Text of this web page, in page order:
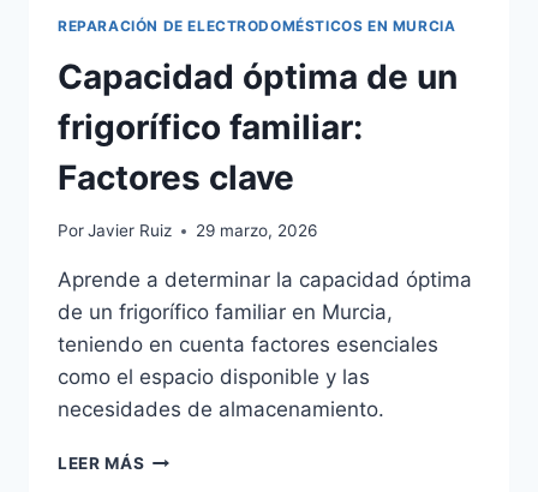
REPARACIÓN DE ELECTRODOMÉSTICOS EN MURCIA
Capacidad óptima de un
frigorífico familiar:
Factores clave
PorJavier Ruiz 29 marzo, 2026
Aprende a determinar la capacidad óptima
de un frigorífico familiar en Murcia,
teniendo en cuenta factores esenciales
como el espacio disponible y las
necesidades de almacenamiento.
LEER MÁS CAPACIDAD